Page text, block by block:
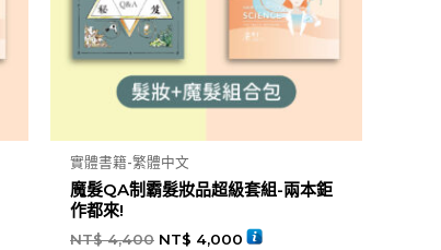
實體書籍-繁體中文
魔髮QA制霸髮妝品超級套組-兩本鉅
作都來!
NT$4,400 NT$ 4,000